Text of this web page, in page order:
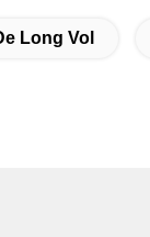
Long Vol